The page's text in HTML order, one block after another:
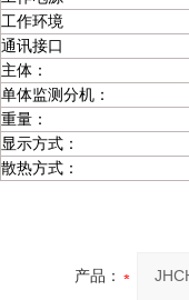
工作环境
通讯接口
主体：
单体监测分机：
重量：
显示方式：
散热方式：
产品：